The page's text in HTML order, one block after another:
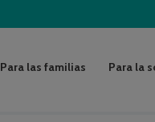
Para las familias Para la